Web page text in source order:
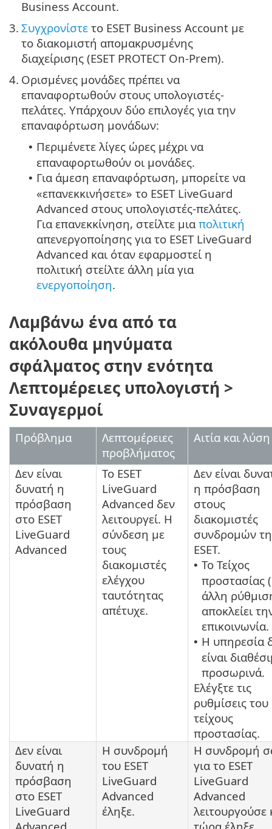
Business Account.
3. Συγχρονίστε το ESET Business Account με
το διακομιστή απομακρυσμένης
διαχείρισης (ESET PROTECT On-Prem).
4. Ορισμένες μονάδες πρέπει να
επαναφορτωθούν στους υπολογιστές-
πελάτες. Υπάρχουν δύο επιλογές για την
επαναφόρτωση μονάδων:
• Περιμένετε λίγες ώρες μέχρι να
επαναφορτωθούν οι μονάδες.
• Για άμεση επαναφόρτωση, μπορείτε να
«επανεκκινήσετε» το ESET LiveGuard
Advanced στους υπολογιστές-πελάτες.
Για επανεκκίνηση, στείλτε μια πολιτική
απενεργοποίησης για το ESET LiveGuard
Advanced και όταν εφαρμοστεί η
πολιτική στείλτε άλλη μία για
ενεργοποίηση.
Λαμβάνω ένα από τα
ακόλουθα μηνύματα
σφάλματος στην ενότητα
Λεπτομέρειες υπολογιστή >
Συναγερμοί
Πρόβλημα
Λεπτομέρειες
προβλήματος
Αιτία και λύση
Δεν είναι
δυνατή η
πρόσβαση
στο ESET
LiveGuard
Advanced
Το ESET
LiveGuard
Advanced δεν
λειτουργεί. Η
σύνδεση με
τους
διακομιστές
ελέγχου
ταυτότητας
απέτυχε.
Δεν είναι
η πρόσβαση
στους
διακομιστές
συνδρομών
ESET.
• Το Τείχος
προστασίας
άλλη
αποκλείει
επικοινωνία.
• Η υπηρεσία
είναι
προσωρινά.
Ελέγξτε τις
ρυθμίσεις του
τείχους
προστασίας.
Δεν είναι
δυνατή η
πρόσβαση
στο ESET
LiveGuard
Η συνδρομή
του ESET
LiveGuard
Advanced
έληξε.
Η συνδρομή
για το ESET
LiveGuard
Advanced
λειτουργούσε